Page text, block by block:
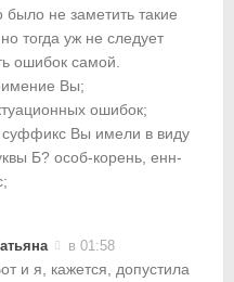
не заметить такие
тогда уж не следует
ошибок самой.
Вы;
ошибок;
суффикс Вы имели в виду
Б? особ-корень, енн-
в 01:58
и я, кажется, допустила